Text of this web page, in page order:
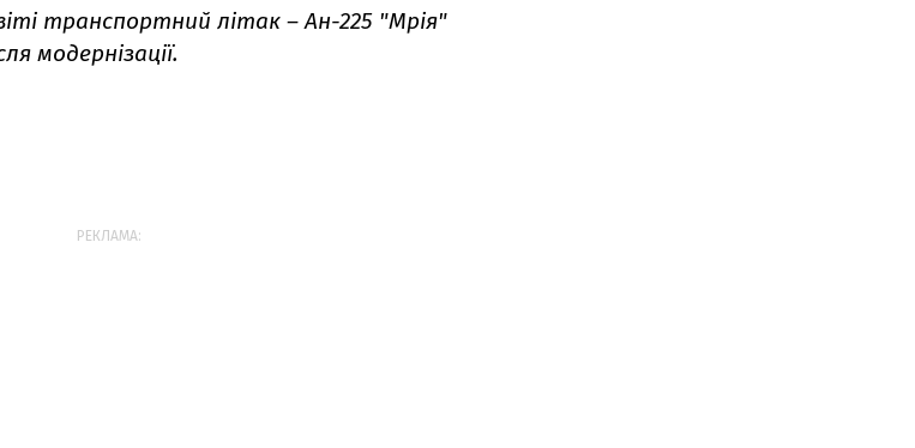
транспортний літак – Ан-225 "Мрія"
модернізації.
РЕКЛАМА: